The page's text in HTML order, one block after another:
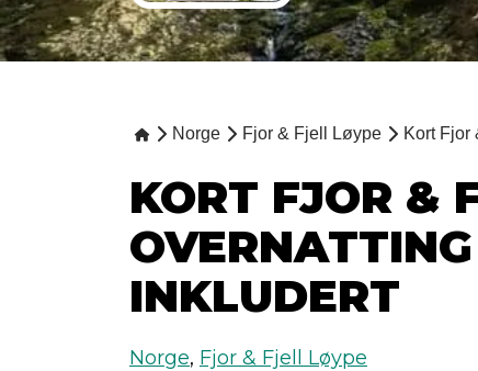
Norge Fjor & Fjell Løype Kort Fjor
KORT FJOR &
INKLUDERT
Norge, Fjor & Fjell Løype